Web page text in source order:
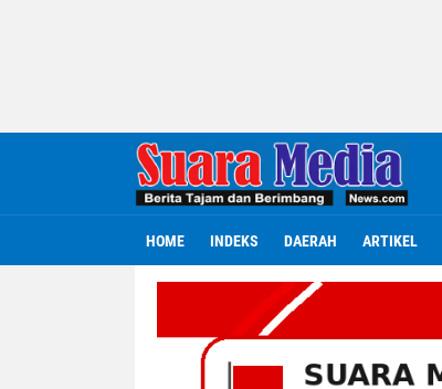
HOME INDEKS DAERAH ARTIKEL